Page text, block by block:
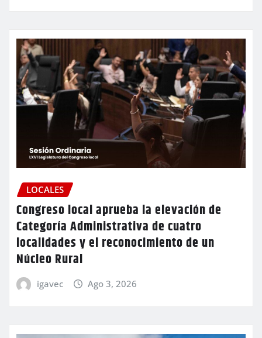
LOCALES
Congreso local aprueba la elevación de
Categoría Administrativa de cuatro
localidades y el reconocimiento de un
Núcleo Rural
igavec Ago 3, 2026